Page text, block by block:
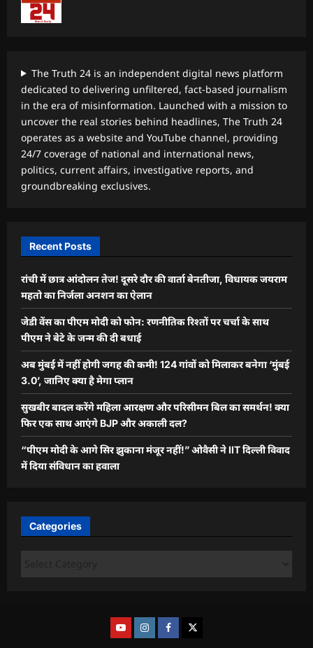
The Truth 24 is an independent digital news platform
dedicated to delivering unfiltered, fact-based journalism
in the era of misinformation. Launched with a mission to
uncover the real stories behind headlines, The Truth 24
operates as a website and YouTube channel, providing
24/7 coverage of national and international news,
politics, current affairs, investigative reports, and
groundbreaking exclusives.
Recent Posts
रांची में छात्र आंदोलन तेज! दूसरे दौर की वार्ता बेनतीजा, विधायक जयराम
महतो का निर्जला अनशन का ऐलान
जेडी वेंस का पीएम मोदी को फोन: रणनीतिक रिश्तों पर चर्चा के साथ
पीएम ने बेटे के जन्म की दी बधाई
अब मुंबई में नहीं होगी जगह की कमी! 124 गांवों को मिलाकर बनेगा ‘मुंबई
3.0’, जानिए क्या है मेगा प्लान
सुखबीर बादल करेंगे महिला आरक्षण और परिसीमन बिल का समर्थन! क्या
फिर एक साथ आएंगे BJP और अकाली दल?
“पीएम मोदी के आगे सिर झुकाना मंजूर नहीं!” ओवैसी ने IIT दिल्ली विवाद
में दिया संविधान का हवाला
Categories